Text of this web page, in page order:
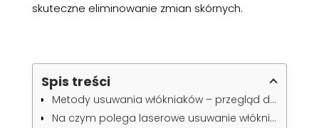
skuteczne eliminowanie zmian skórnych.
Spis treści
Metody usuwania włókniaków – przegląd dostępnych technik
Na czym polega laserowe usuwanie włókniaków?